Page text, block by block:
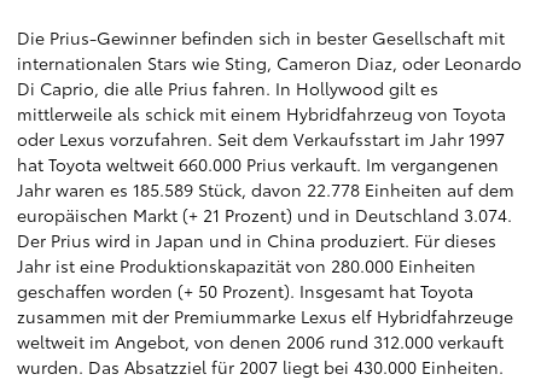
Die Prius-Gewinner befinden sich in bester Gesellschaft mit
internationalen Stars wie Sting, Cameron Diaz, oder Leonardo
Di Caprio, die alle Prius fahren. In Hollywood gilt es
mittlerweile als schick mit einem Hybridfahrzeug von Toyota
oder Lexus vorzufahren. Seit dem Verkaufsstart im Jahr 1997
hat Toyota weltweit 660.000 Prius verkauft. Im vergangenen
Jahr waren es 185.589 Stück, davon 22.778 Einheiten auf dem
europäischen Markt (+ 21 Prozent) und in Deutschland 3.074.
Der Prius wird in Japan und in China produziert. Für dieses
Jahr ist eine Produktionskapazität von 280.000 Einheiten
geschaffen worden (+ 50 Prozent). Insgesamt hat Toyota
zusammen mit der Premiummarke Lexus elf Hybridfahrzeuge
weltweit im Angebot, von denen 2006 rund 312.000 verkauft
wurden. Das Absatzziel für 2007 liegt bei 430.000 Einheiten.